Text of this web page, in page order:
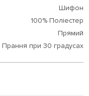
Шифон
100% Поліестер
Прямий
Прання при 30 градусах